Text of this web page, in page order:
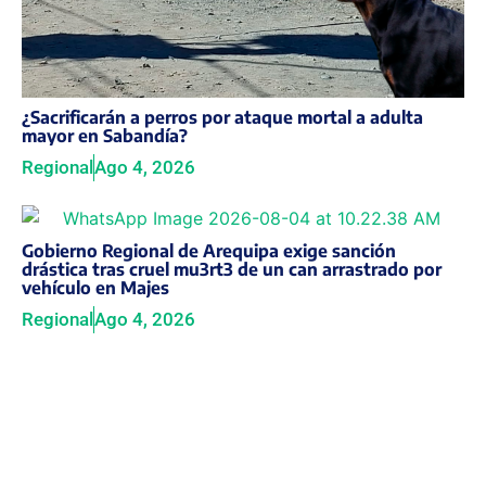
¿Sacrificarán a perros por ataque mortal a adulta
mayor en Sabandía?
Regional Ago 4, 2026
Gobierno Regional de Arequipa exige sanción
drástica tras cruel mu3rt3 de un can arrastrado por
vehículo en Majes
RegionalAgo 4, 2026